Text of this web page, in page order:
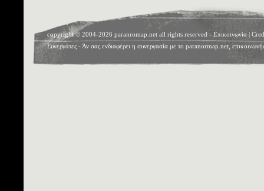
copyright © 2004-2026 paranromap.net all rights reserved - Επικοινωνία |
Συνεργάτες - Άν σας ενδιαφέρει η συνεργασία με το paranormap.net,